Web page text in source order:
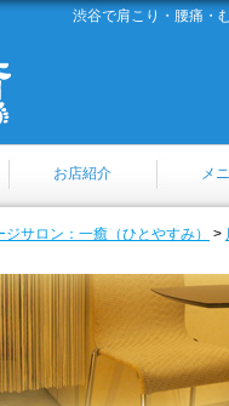
渋谷で肩こり・腰痛・
お店紹介 メ
サロン：一癒（ひとやすみ） >